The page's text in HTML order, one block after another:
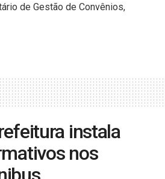
de Gestão de Convênios,
instala
nos